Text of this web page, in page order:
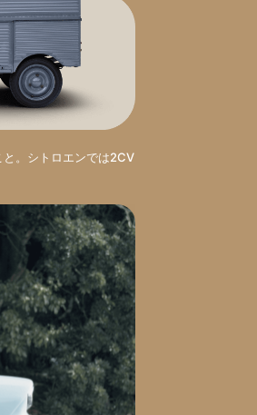
。シトロエンでは2CV